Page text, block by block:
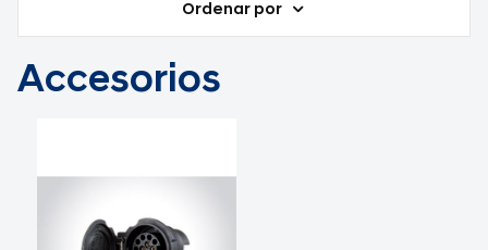
Ordenar por
Accesorios